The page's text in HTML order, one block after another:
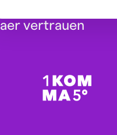
vertrauen